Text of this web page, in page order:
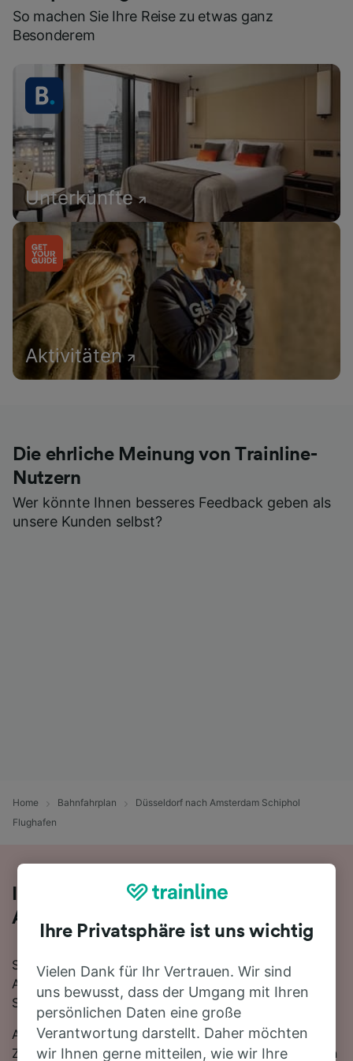
So machen Sie Ihre Reise zu etwas ganz
Besonderem
Unterkünfte
Aktivitäten
Die ehrliche Meinung von Trainline-
Nutzern
Wer könnte Ihnen besseres Feedback geben als
unsere Kunden selbst?
Home Bahnfahrplan
Düsseldorf nach Amsterdam Schiphol
Flughafen
Ihre Zugfahrt von Düsseldorf nach
Amsterdam Schiphol Flughafen
Sie planen eine Zugfahrt von Düsseldorf nach
Amsterdam Schiphol Flughafen? Starten Sie jetzt Ihre
Suche!
Auf der 185 km langen Strecke fahren in der Regel 38
Züge, die schnellste Reisezeit beträgt dabei 2 Stunden
Ihre Privatsphäre ist uns wichtig
Vielen Dank für Ihr Vertrauen. Wir sind
uns bewusst, dass der Umgang mit Ihren
persönlichen Daten eine große
Verantwortung darstellt. Daher möchten
wir Ihnen gerne mitteilen, wie wir Ihre